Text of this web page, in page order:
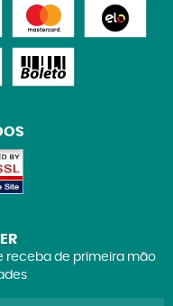
receba de primeira mão